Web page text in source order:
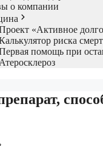
о компании
«Активное
риска
помощь при
Атеросклероз